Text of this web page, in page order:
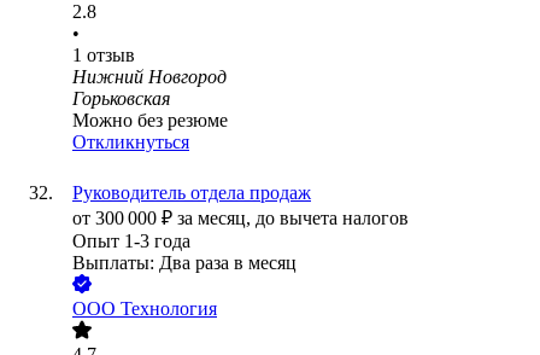
2.8
•
1 отзыв
Нижний Новгород
Горьковская
Можно без резюме
Откликнуться
Руководитель отдела продаж
от 300 000 ₽ за месяц, до вычета налогов
Опыт 1-3 года
Выплаты: Два раза в месяц
ООО Технология